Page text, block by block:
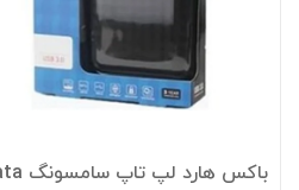
باکس هارد لپ تاپ وسترن